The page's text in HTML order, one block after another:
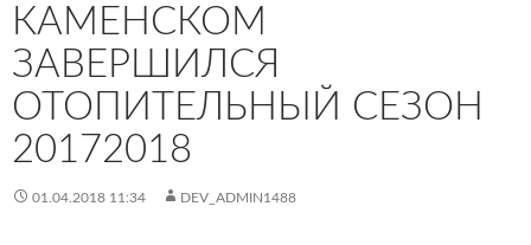
КАМЕНСКОМ
ЗАВЕРШИЛСЯ
ОТОПИТЕЛЬНЫЙ СЕЗОН
20172018
01.04.2018 11:34 DEV_ADMIN1488